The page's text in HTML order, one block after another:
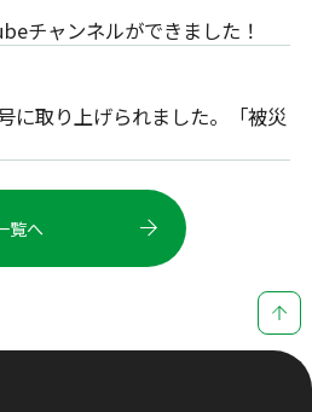
チャンネルができました！
に取り上げられました。「被災
覧へ